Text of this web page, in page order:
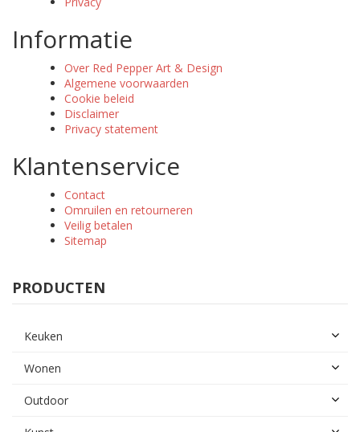
Informatie
Over Red Pepper Art & Design
Algemene voorwaarden
Cookie beleid
Disclaimer
Privacy statement
Klantenservice
Contact
Omruilen en retourneren
Veilig betalen
Sitemap
PRODUCTEN
Keuken
Wonen
Outdoor